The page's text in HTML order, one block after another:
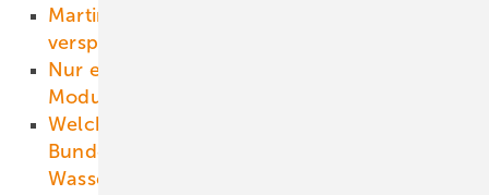
Martin Maslaton: Wie Berlin den Klimaschutz
verspielt
Nur ein leises Preisgrummeln am
Modulmarkt
Welche acht Baustellen die
Bundesregierung für den
Wasserstoffhochlauf erkennen muss